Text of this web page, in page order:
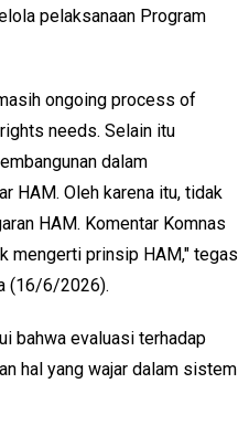
pelaksanaan Program
ongoing process of
needs. Selain itu
dalam
HAM. Oleh karena itu, tidak
HAM. Komentar Komnas
mengerti prinsip HAM," tegas
(16/6/2026).
bahwa evaluasi terhadap
hal yang wajar dalam sistem